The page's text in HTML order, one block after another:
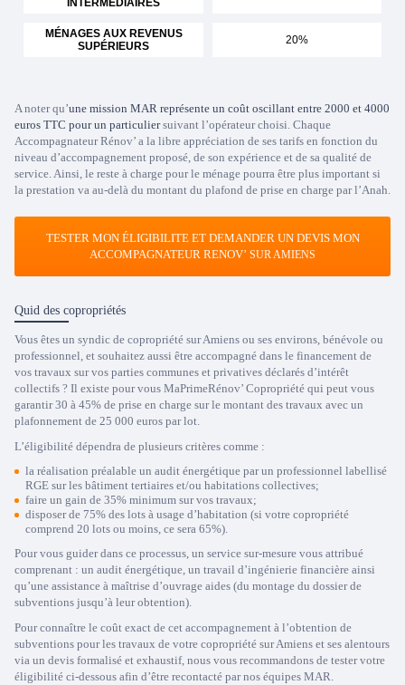
INTERMÉDIAIRES
MÉNAGES AUX REVENUS
SUPÉRIEURS
20%
A noter qu’une mission MAR représente un coût oscillant entre 2000 et 4000
euros TTC pour un particuliersuivant l’opérateur choisi. Chaque
Accompagnateur Rénov’ a la libre appréciation de ses tarifs en fonction du
niveau d’accompagnement proposé, de son expérience et de sa qualité de
service. Ainsi, le reste à charge pour le ménage pourra être plus important si
la prestation va au-delà du montant du plafond de prise en charge par l’Anah.
TESTER MON ÉLIGIBILITE ET DEMANDER UN DEVIS MON
ACCOMPAGNATEUR RENOV’ SUR AMIENS
Quid des copropriétés
Vous êtes un syndic de copropriété sur Amiens ou ses environs, bénévole ou
professionnel, et souhaitez aussi être accompagné dans le financement de
vos travaux sur vos parties communes et privatives déclarés d’intérêt
collectifs ? Il existe pour vous MaPrimeRénov’ Copropriété qui peut vous
garantir 30 à 45% de prise en charge sur le montant des travaux avec un
plafonnement de 25 000 euros par lot.
L’éligibilité dépendra de plusieurs critères comme :
la réalisation préalable un audit énergétique par un professionnel labellisé
RGE sur les bâtiment tertiaires et/ou habitations collectives;
faire un gain de 35% minimum sur vos travaux;
disposer de 75% des lots à usage d’habitation (si votre copropriété
comprend 20 lots ou moins, ce sera 65%).
Pour vous guider dans ce processus, un service sur-mesure vous attribué
comprenant : un audit énergétique, un travail d’ingénierie financière ainsi
qu’une assistance à maîtrise d’ouvrage aides (du montage du dossier de
subventions jusqu’à leur obtention).
Pour connaître le coût exact de cet accompagnement à l’obtention de
subventions pour les travaux de votre copropriété sur Amiens et ses alentours
via un devis formalisé et exhaustif, nous vous recommandons de tester votre
éligibilité ci-dessous afin d’être recontacté par nos équipes MAR.